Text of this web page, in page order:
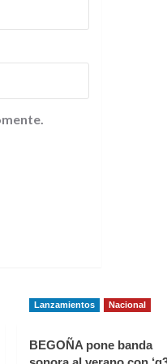
Lanzamientos Nacional
BEGOÑA pone banda